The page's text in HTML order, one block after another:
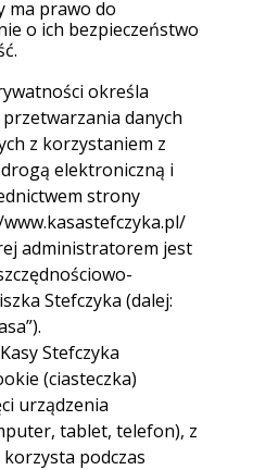
| Treść jest aktualna na
ma prawo do
o ich bezpieczeństwo
określa
danych
z korzystaniem z
elektroniczną i
strony
administratorem jest
Stefczyka (dalej:
Stefczyka
(ciasteczka)
urządzenia
tablet, telefon), z
podczas